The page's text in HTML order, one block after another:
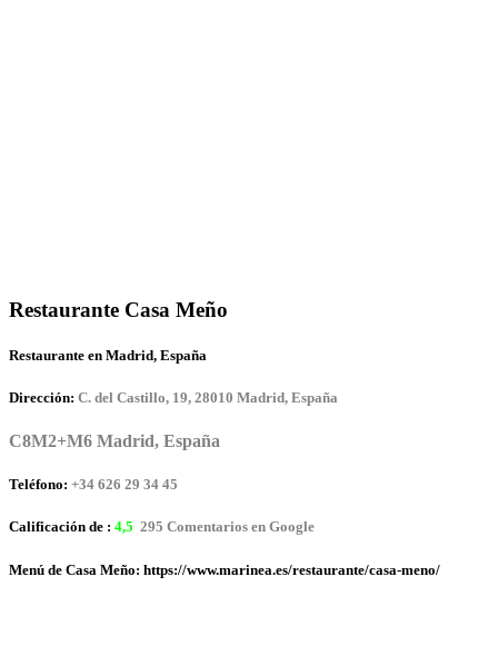
Restaurante Casa Meño
Restaurante en Madrid, España
Dirección: C. del Castillo, 19, 28010 Madrid, España
C8M2+M6 Madrid, España
Teléfono: +34 626 29 34 45
Calificación de : 4,5 295 Comentarios en Google
Menú de Casa Meño: https://www.marinea.es/restaurante/casa-meno/